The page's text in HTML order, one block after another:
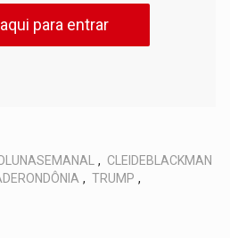
para entrar
, CLEIDEBLACKMAN
, TRUMP ,